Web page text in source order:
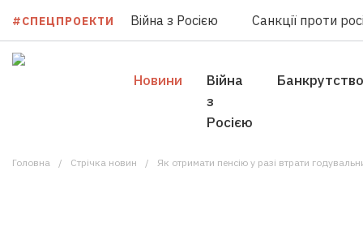
#СПЕЦПРОЕКТИ Війна з Росією Санкції проти
Новини
Війна
з
Росією
Банкрутство
Головна Стрічка новин Як отримати пенсію у разі втрати